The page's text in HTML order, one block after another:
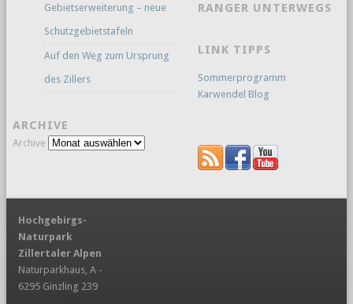
Gebietserweiterung – neue
Schutzgebietstafeln
Auf den Weg zum Ursprung
des Zillers
ARCHIVE
Archive
RANGER UNTERWEGS
LINK TIPPS
Sommerprogramm
Karwendel Blog
Hochgebirgs-
Naturpark
Zillertaler Alpen
Naturparkhaus, A -
6295 Ginzling 239